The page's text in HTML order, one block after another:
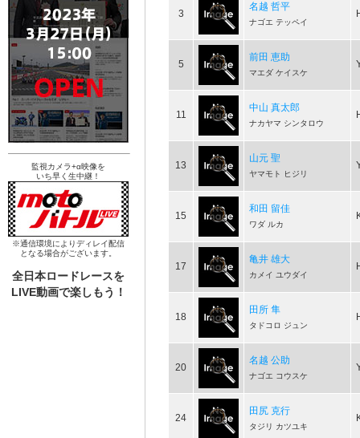
監視カメラ+α映像を
いち早く生中継！
※通信環境によりディレイ配信
となる場合がございます。
全日本ロードレースを
LIVE動画で楽しもう！
3
名越 哲平
ナゴエ テッペイ
5
前田 恵助
マエダ ケイスケ
11
中山 真太郎
ナカヤマ シンタロウ
13
山元 聖
ヤマモト ヒジリ
15
和田 留佳
ワダ ルカ
17
亀井 雄大
カメイ ユウダイ
18
田所 隼
タドコロ ジュン
20
名越 公助
ナゴエ コウスケ
24
田尻 克行
タジリ カツユキ